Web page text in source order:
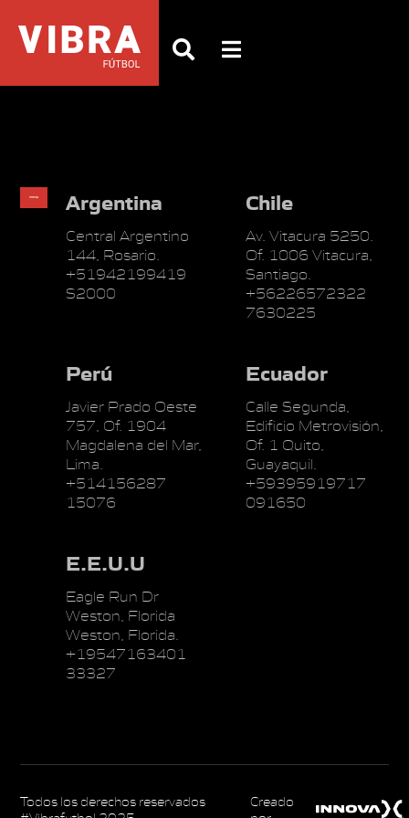
Argentina
Central Argentino
144, Rosario.
+51942199419
S2000
Chile
Av. Vitacura 5250.
Of. 1006 Vitacura,
Santiago.
+56226572322
7630225
Perú
Javier Prado Oeste
757, Of. 1904
Magdalena del Mar,
Lima.
+514156287
15076
Ecuador
Calle Segunda,
Edificio Metrovisión,
Of. 1 Quito,
Guayaquil.
+59395919717
091650
E.E.U.U
Eagle Run Dr
Weston, Florida
Weston, Florida.
+19547163401
33327
Todos los derechos reservados
Creado